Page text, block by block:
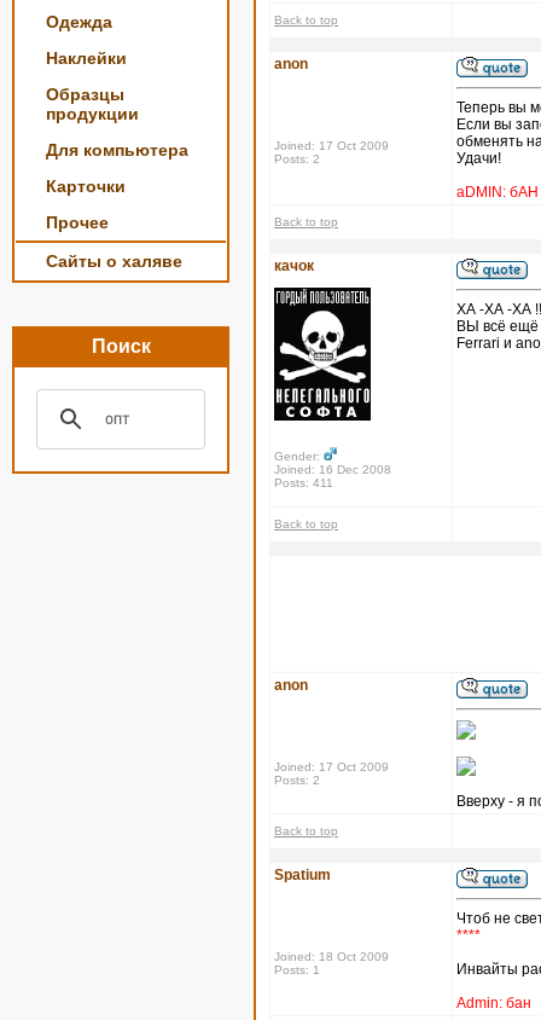
Одежда
Наклейки
Образцы
продукции
Для компьютера
Карточки
Прочее
Сайты о халяве
Поиск
Back to top
anon
Joined: 17 Oct 2009
Posts: 2
Теперь вы
Если вы
обменять
Удачи!
aDMIN: бАН
Back to top
качок
Gender:
Joined: 16 Dec 2008
Posts: 411
ХА -ХА -ХА
ВЫ всё ещё
Ferrari и
Back to top
anon
Joined: 17 Oct 2009
Posts: 2
Вверху - я
Back to top
Spatium
Joined: 18 Oct 2009
Posts: 1
Чтоб не
****
Инвайты
Admin: бан